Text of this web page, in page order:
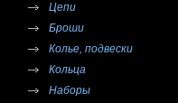
Цепи
Броши
Колье, подвески
Кольца
Наборы